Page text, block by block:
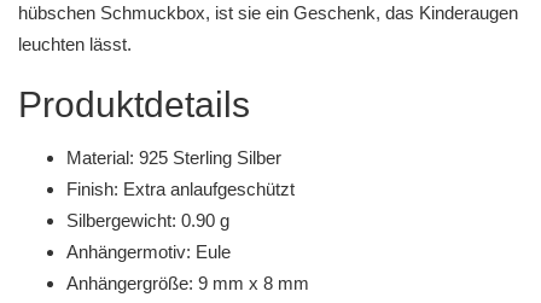
hübschen Schmuckbox, ist sie ein Geschenk, das Kinderaugen
leuchten lässt.
Produktdetails
Material: 925 Sterling Silber
Finish: Extra anlaufgeschützt
Silbergewicht: 0.90 g
Anhängermotiv: Eule
Anhängergröße: 9 mm x 8 mm